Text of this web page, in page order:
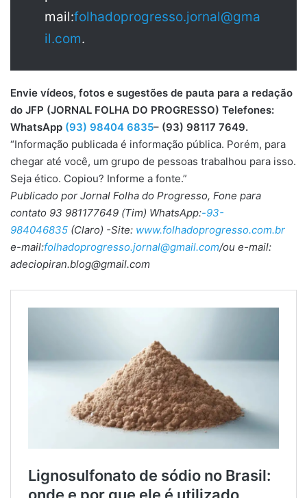
mail:folhadoprogresso.jornal@gma
il.com.
Envie vídeos, fotos e sugestões de pauta para a redação
do JFP (JORNAL FOLHA DO PROGRESSO) Telefones:
WhatsApp (93) 98404 6835– (93) 98117 7649.
“Informação publicada é informação pública. Porém, para
chegar até você, um grupo de pessoas trabalhou para isso.
Seja ético. Copiou? Informe a fonte.”
Publicado por Jornal Folha do Progresso, Fone para
contato 93 981177649 (Tim) WhatsApp:-93-
984046835 (Claro) -Site: www.folhadoprogresso.com.br
e-mail:folhadoprogresso.jornal@gmail.com/ou e-mail:
adeciopiran.blog@gmail.com